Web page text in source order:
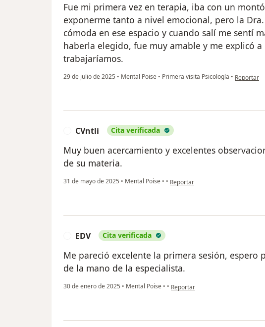
Fue mi primera vez en terapia, iba con un
exponerme tanto a nivel emocional, pero la
cómoda en ese espacio y cuando salí me sentí
haberla elegido, fue muy amable y me explicó
trabajaríamos.
29 de julio de 2025 • Mental Poise • Primera visita Psicología • en opinión
Reportar
CVntli Cita verificada
Muy buen acercamiento y excelentes
de su materia.
31 de mayo de 2025 • Mental Poise • • en opinión del usuario CVntli
Reportar
EDV Cita verificada
Me pareció excelente la primera sesión, espero
de la mano de la especialista.
30 de enero de 2025 • Mental Poise • • en opinión del usuario EDV
Reportar